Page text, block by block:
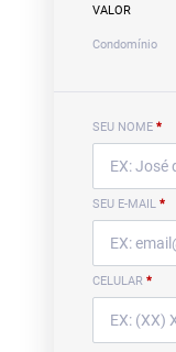
VALOR
Condomínio
SEU NOME *
SEU E-MAIL *
CELULAR *